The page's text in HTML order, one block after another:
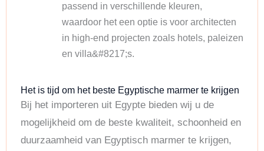
passend in verschillende kleuren,
waardoor het een optie is voor architecten
in high-end projecten zoals hotels, paleizen
en villa&#8217;s.
Het is tijd om het beste Egyptische marmer te krijgen
Bij het importeren uit Egypte bieden wij u de
mogelijkheid om de beste kwaliteit, schoonheid en
duurzaamheid van Egyptisch marmer te krijgen,